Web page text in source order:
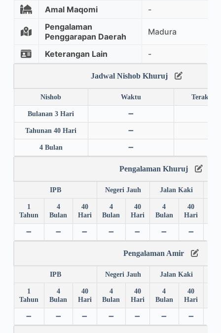
Amal Maqomi
-
Pengalaman
Penggarapan Daerah
Madura
Keterangan Lain -
Jadwal Nishob Khuruj
Nishob Waktu Terakhir
Bulanan 3 Hari ➖
Tahunan 40 Hari ➖
4 Bulan ➖
Pengalaman Khuruj
IPB Negeri Jauh Jalan Kaki
1
Tahun
4
Bulan
40
Hari
4
Bulan
40
Hari
4
Bulan
40
Hari
➖ ➖ ➖ ➖ ➖ ➖ ➖
Pengalaman Amir
IPB Negeri Jauh Jalan Kaki
1
Tahun
4
Bulan
40
Hari
4
Bulan
40
Hari
4
Bulan
40
Hari
➖ ➖ ➖ ➖ ➖ ➖ ➖